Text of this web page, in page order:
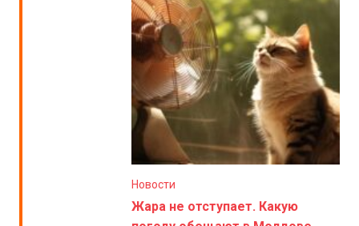
Новости
Жара не отступает. Какую